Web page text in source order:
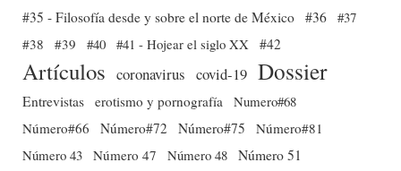
#35 - Filosofía desde y sobre el norte de México #36 #37
#38
#39 #40 #41 - Hojear el siglo XX #42
Artículos coronavirus covid-19 Dossier
Entrevistas erotismo y pornografía
Numero#68
Número#66
Número#72 Número#75
Número#81
Número 43 Número 47 Número 48 Número 51